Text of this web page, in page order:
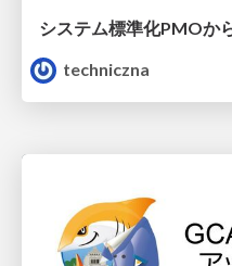
システム標準化PMOか
techniczna